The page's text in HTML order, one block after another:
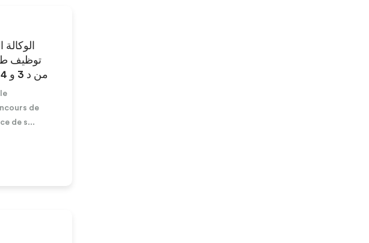
من د 3 و 4 تقنيين من د 3 و تقنيين من د 4 و سائقين
de
de s...